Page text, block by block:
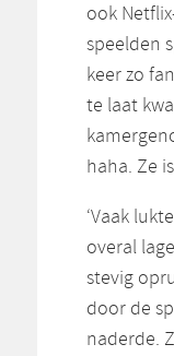
ook
speelden
keer zo
te laat
haha. Ze
‘Vaak
overal
stevig
door de
naderde.